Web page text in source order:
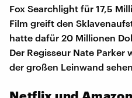
Fox Searchlight für 17,5
Film greift den
hatte dafür 20 Millionen
Der Regisseur Nate Parker
der großen Leinwand